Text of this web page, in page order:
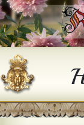
Konferens
Festlokal
Hyra hus
Historia
Gården